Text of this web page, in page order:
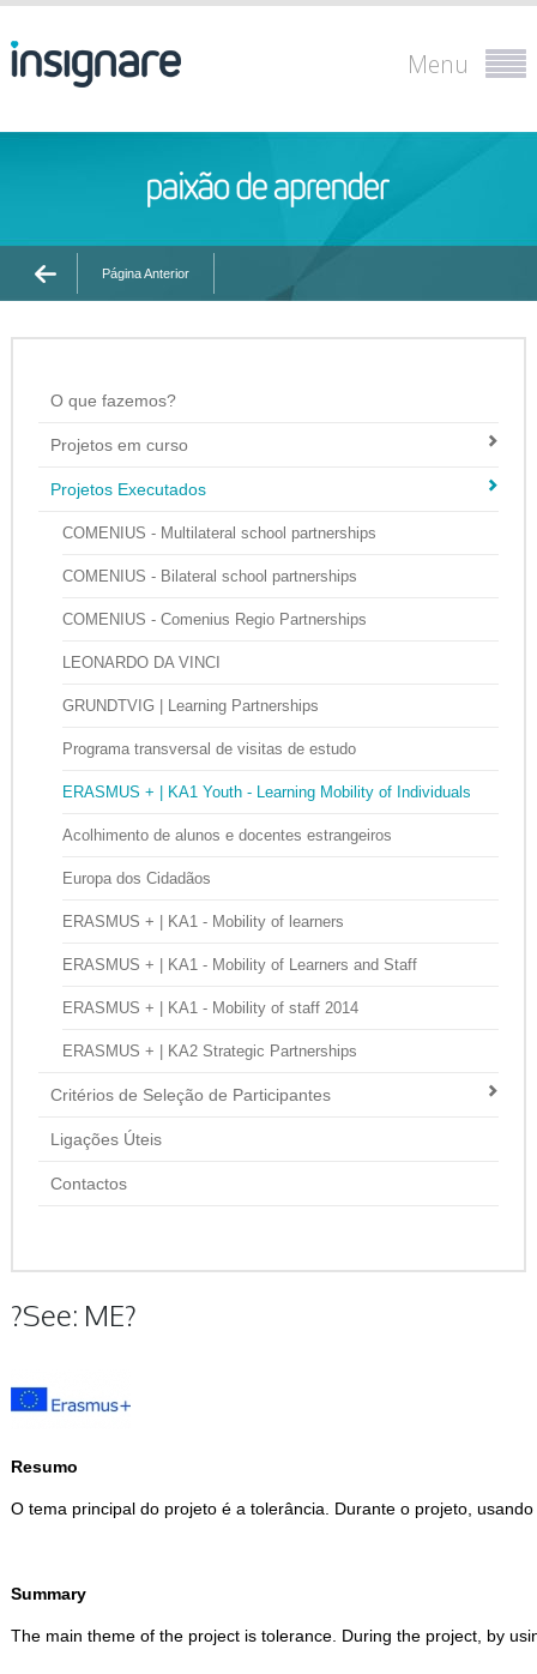
Menu
Página Anterior
O que fazemos?
Projetos em curso
Projetos Executados
COMENIUS - Multilateral school partnerships
COMENIUS - Bilateral school partnerships
COMENIUS - Comenius Regio Partnerships
LEONARDO DA VINCI
GRUNDTVIG | Learning Partnerships
Programa transversal de visitas de estudo
ERASMUS + | KA1 Youth - Learning Mobility of Individuals
Acolhimento de alunos e docentes estrangeiros
Europa dos Cidadãos
ERASMUS + | KA1 - Mobility of learners
ERASMUS + | KA1 - Mobility of Learners and Staff
ERASMUS + | KA1 - Mobility of staff 2014
ERASMUS + | KA2 Strategic Partnerships
Critérios de Seleção de Participantes
Ligações Úteis
Contactos
?See: ME?
Resumo
O tema principal do projeto é a tolerância. Durante o projeto,
Summary
The main theme of the project is tolerance. During the project, by